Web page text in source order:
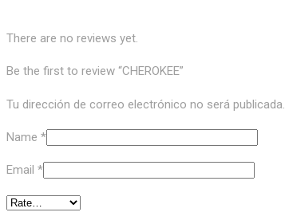
There are no reviews yet.
Be the first to review “CHEROKEE”
Tu dirección de correo electrónico no será publicada.
Name *
Email *